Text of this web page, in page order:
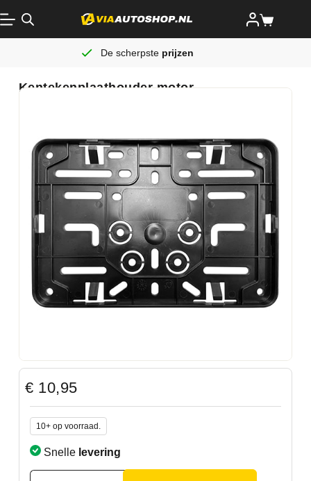
De scherpste prijzen
Kentekenplaathouder motor
€ 10,95
10+ op voorraad.
Snelle levering